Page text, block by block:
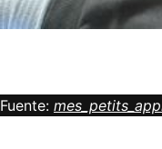
Fuente: